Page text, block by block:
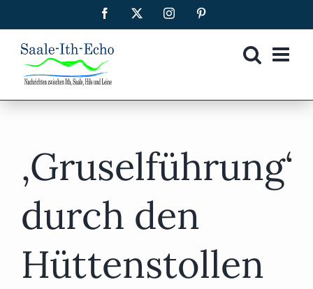
Inhalt
springen
Facebook Instagram
‚Gruselführung‘
durch den
Hüttenstollen